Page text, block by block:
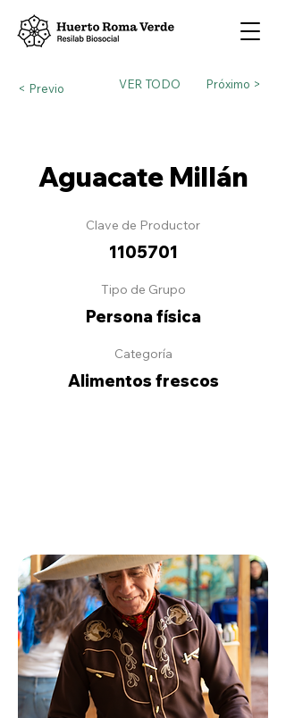
< Previo VER TODO Próximo >
Aguacate Millán
Clave de Productor
1105701
Tipo de Grupo
Persona física
Categoría
Alimentos frescos